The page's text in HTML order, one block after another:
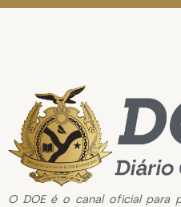
O DOE é o canal oficial para